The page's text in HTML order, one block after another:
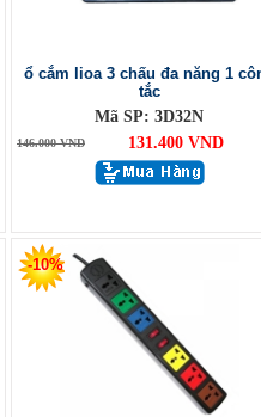
ổ cắm lioa 3 chấu đa năng 1
tắc
Mã SP: 3D32N
146.000 VND 131.400 VND
-10%